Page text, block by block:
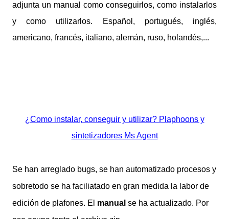
adjunta un manual como conseguirlos, como instalarlos
y como utilizarlos. Español, portugués, inglés,
americano, francés, italiano, alemán, ruso, holandés,...
¿Como instalar, conseguir y utilizar? Plaphoons y
sintetizadores Ms Agent
Se han arreglado bugs, se han automatizado procesos y
sobretodo se ha faciliatado en gran medida la labor de
edición de plafones. El manual se ha actualizado. Por